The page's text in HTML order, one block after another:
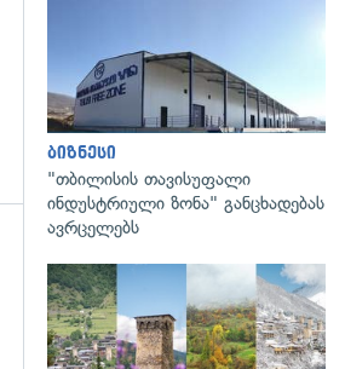
ბიზნესი
"თბილისის თავისუფალი
ინდუსტრიული ზონა" განცხადებას
ავრცელებს